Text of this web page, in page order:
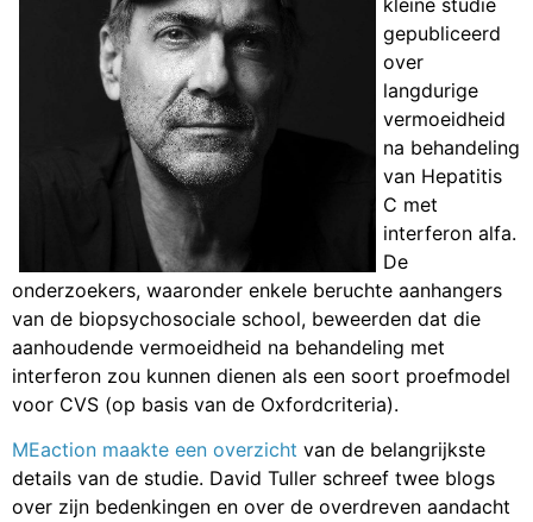
gepubliceerd
over
langdurige
vermoeidheid
na behandeling
van Hepatitis
C met
interferon alfa.
De
onderzoekers, waaronder enkele beruchte aanhangers
van de biopsychosociale school, beweerden dat die
aanhoudende vermoeidheid na behandeling met
interferon zou kunnen dienen als een soort proefmodel
voor CVS (op basis van de Oxfordcriteria).
MEaction maakte een overzicht van de belangrijkste
details van de studie. David Tuller schreef twee blogs
over zijn bedenkingen en over de overdreven aandacht